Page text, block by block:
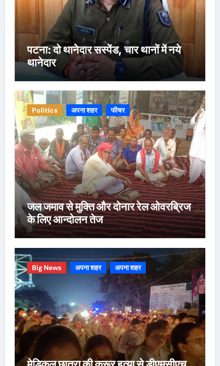
पटना: दो थानेदार सस्पेंड, चार थानों में नये
थानेदार
Politics अपना शहर फीचर
जल जमाव से मुक्ति और दोनार रेल ओवरब्रिज
के लिए आन्दोलन तेज
Big News अपना शहर अपना शहर